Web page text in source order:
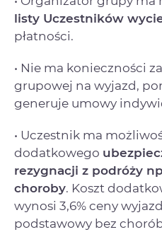
listy Uczestników
płatności.
• Nie ma konieczności
grupowej na wyjazd,
generuje umowy
• Uczestnik ma
dodatkowego
rezygnacji z podróży
choroby. Koszt
wynosi 3,6% ceny
podstawowy bez